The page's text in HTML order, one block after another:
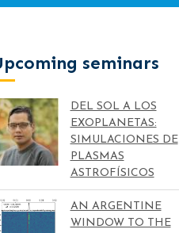
seminars
DEL SOL A LOS
EXOPLANETAS:
SIMULACIONES DE
PLASMAS
ASTROFÍSICOS
AN ARGENTINE
WINDOW TO THE